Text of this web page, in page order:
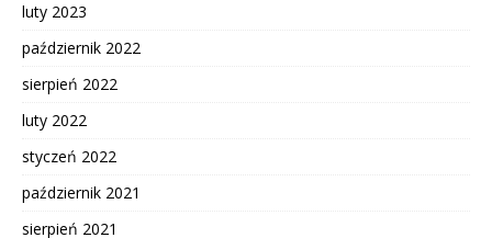
luty 2023
październik 2022
sierpień 2022
luty 2022
styczeń 2022
październik 2021
sierpień 2021